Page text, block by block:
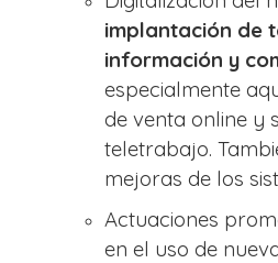
implantación de
información y
especialmente
de venta online y
teletrabajo.
mejoras de los
Actuaciones
en el uso de